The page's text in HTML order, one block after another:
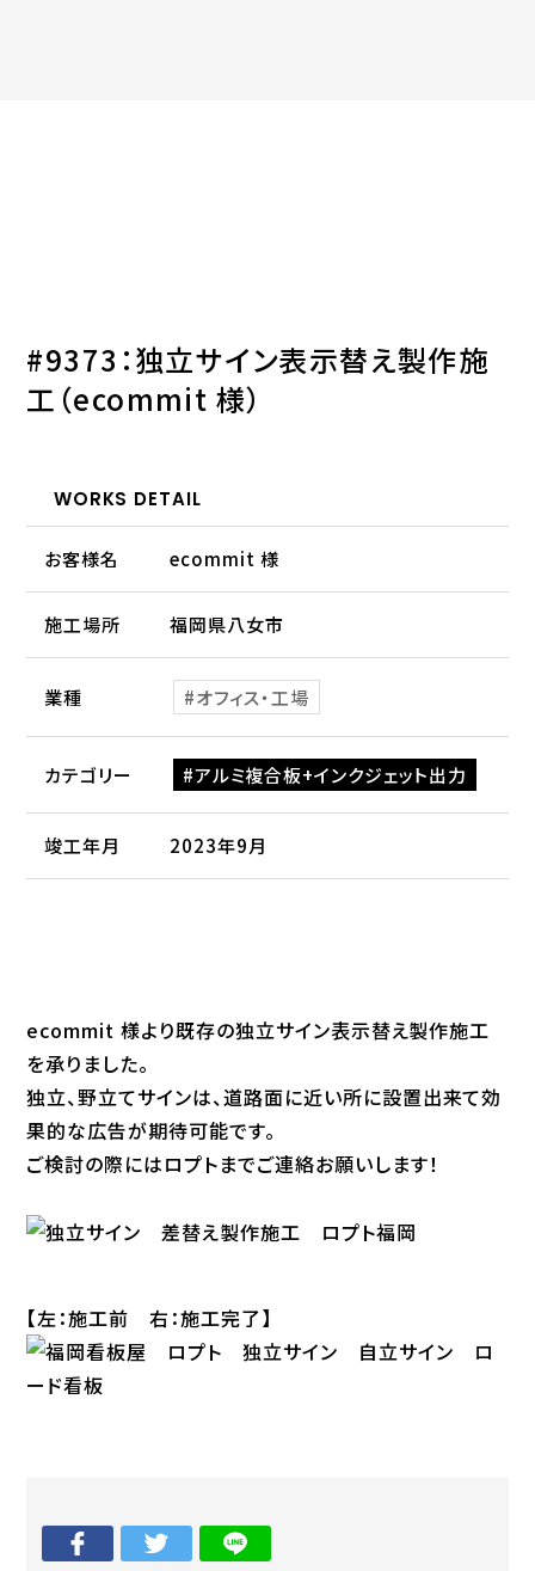
#9373：独立サイン表示替え製作施
工（ecommit 様）
WORKS DETAIL
お客様名 ecommit 様
施工場所 福岡県八女市
業種 オフィス・工場
カテゴリー アルミ複合板+インクジェット出力
竣工年月 2023年9月
ecommit 様より既存の独立サイン表示替え製作施工
を承りました。
独立、野立てサインは、道路面に近い所に設置出来て効
果的な広告が期待可能です。
ご検討の際にはロプトまでご連絡お願いします！
【左：施工前 右：施工完了】